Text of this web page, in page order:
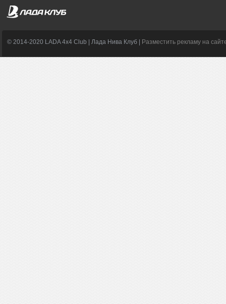
© 2014-2020 LADA 4x4 Club | Лада Нива Клуб | Разместить рекламу на